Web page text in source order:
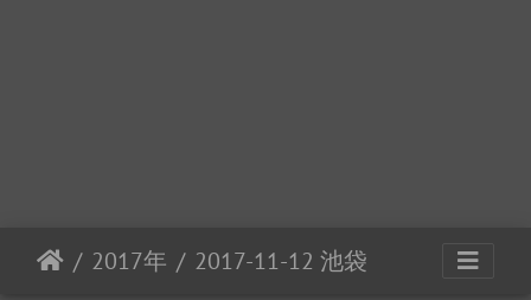
2017年 2017-11-12 池袋